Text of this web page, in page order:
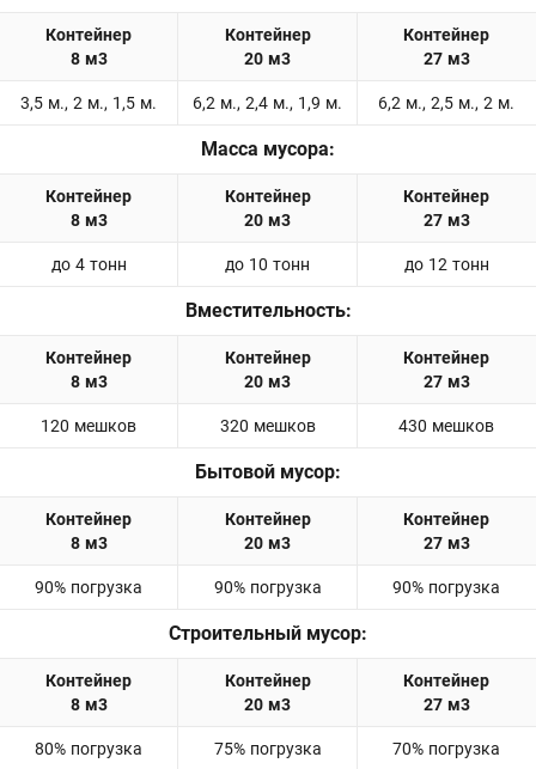
3,5 м., 2 м., 1,5 м. 6,2 м., 2,4 м., 1,9 м. 6,2 м., 2,5 м., 2 м.
Масса мусора:
до 4 тонн до 10 тонн до 12 тонн
Вместительность:
120 мешков 320 мешков 430 мешков
Бытовой мусор:
90% погрузка 90% погрузка 90% погрузка
Строительный мусор:
80% погрузка 75% погрузка 70% погрузка